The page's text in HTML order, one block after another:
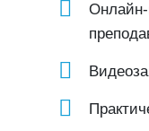
Онлайн-